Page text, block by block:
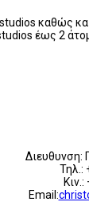
καθώς
έως 2
Διευθυνση:
Τηλ.:
Email: